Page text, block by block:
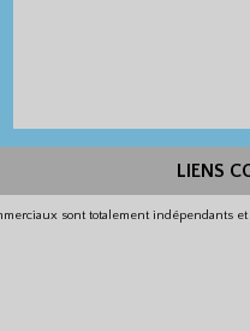
LIENS
sont totalement indépendants